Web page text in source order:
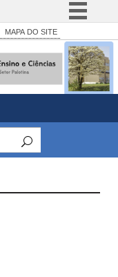
Simplifique!
Comunica BR
Participe
Legislação
Canais
MAPA DO SITE